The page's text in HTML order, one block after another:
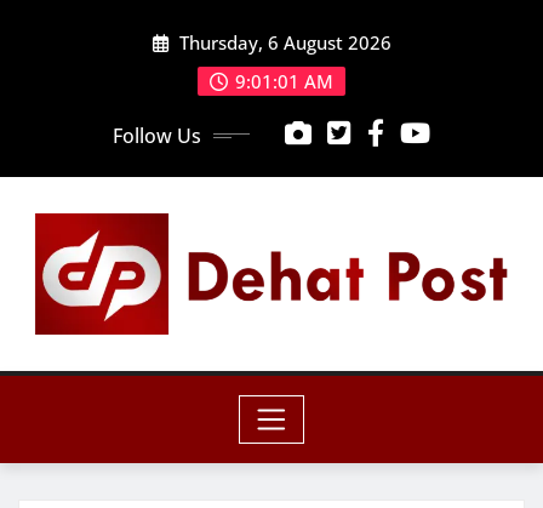
Thursday, 6 August 2026
9:01:03 AM
Follow Us